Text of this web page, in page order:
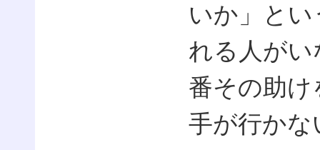
いか」と
れる人が
番その助
手が行か